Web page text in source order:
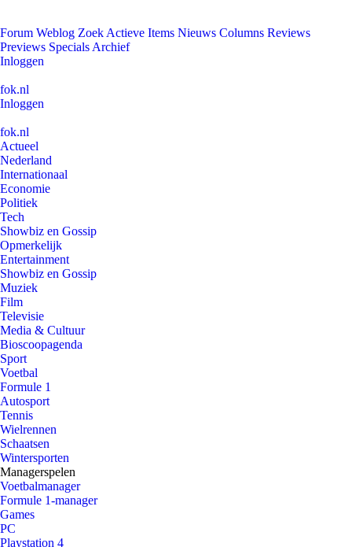
Forum Weblog Zoek Actieve Items Nieuws Columns Reviews
Previews Specials Archief
Inloggen
fok.nl
Inloggen
fok.nl
Actueel
Nederland
Internationaal
Economie
Politiek
Tech
Showbiz en Gossip
Opmerkelijk
Entertainment
Showbiz en Gossip
Muziek
Film
Televisie
Media & Cultuur
Bioscoopagenda
Sport
Voetbal
Formule 1
Autosport
Tennis
Wielrennen
Schaatsen
Wintersporten
Managerspelen
Voetbalmanager
Formule 1-manager
Games
PC
Playstation 4